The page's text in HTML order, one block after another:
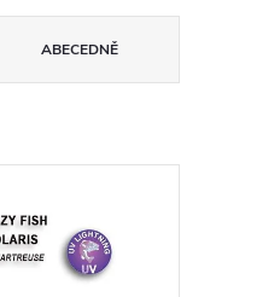
ABECEDNĚ